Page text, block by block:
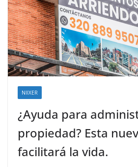
NIIXER
¿Ayuda para
propiedad? Esta
facilitará la vida.